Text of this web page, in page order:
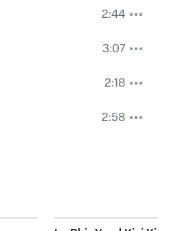
2:44
3:07
2:18
2:58